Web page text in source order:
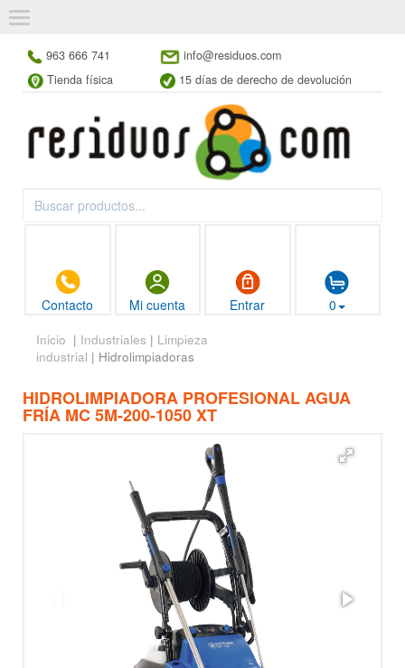
963 666 741
info@residuos.com
Tienda física
15 días de derecho de devolución
Contacto Mi cuenta Entrar 0
Inicio | Industriales | Limpieza
industrial | Hidrolimpiadoras
HIDROLIMPIADORA PROFESIONAL AGUA
FRÍA MC 5M-200-1050 XT